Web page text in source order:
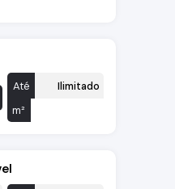
Até
m²